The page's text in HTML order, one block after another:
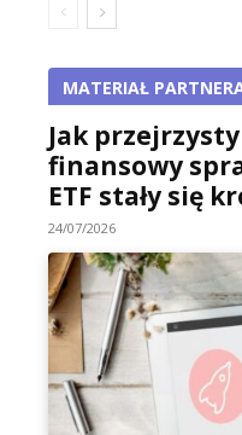
MATERIAŁ
Jak
finansowy
ETF stały się
24/07/2026